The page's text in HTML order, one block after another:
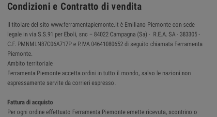
Condizioni e Contratto di vendita
Il titolare del sito www.ferramentapiemonte.it è Emiliano Piemonte con sede
legale in via S.S.91 per Eboli, snc – 84022 Campagna (Sa) - R.E.A. SA - 383305 -
C.F. PMNMLN87C06A717P e P.IVA 04641080652 di seguito chiamata Ferramenta
Piemonte.
Ambito territoriale
Ferramenta Piemonte accetta ordini in tutto il mondo, salvo le nazioni non
espressamente servite da corrieri espresso.
Fattura di acquisto
Per ogni ordine effettuato Ferramenta Piemonte emette ricevuta, scontrino o